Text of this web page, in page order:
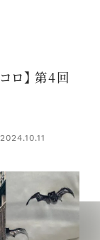
ロ】 第4回